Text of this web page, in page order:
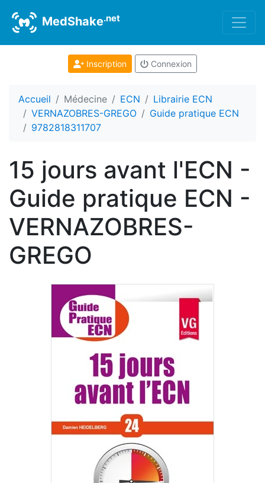
MedShake.net
Inscription Connexion
Accueil Médecine ECN
Librairie ECN
VERNAZOBRES-GREGO
Guide pratique ECN
9782818311707
15 jours avant l'ECN -
Guide pratique ECN -
VERNAZOBRES-
GREGO